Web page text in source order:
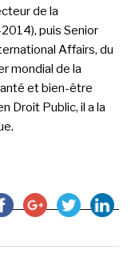
de la
puis Senior
Affairs, du
mondial de la
et bien-être
Droit Public, il a la